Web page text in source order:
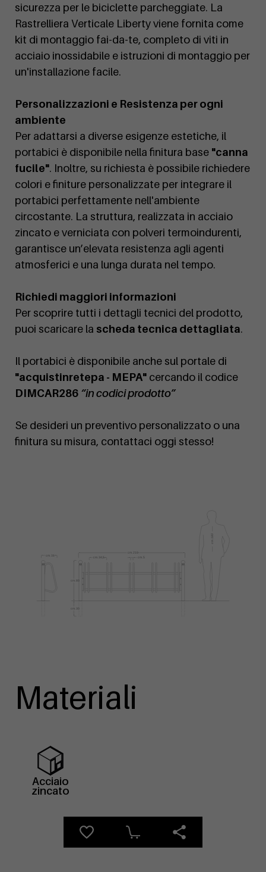
sicurezza per le biciclette parcheggiate. La
Rastrelliera Verticale Liberty viene fornita come
kit di montaggio fai-da-te, completo di viti in
acciaio inossidabile e istruzioni di montaggio per
un'installazione facile.
Personalizzazioni e Resistenza per ogni
ambiente
Per adattarsi a diverse esigenze estetiche, il
portabici è disponibile nella finitura base "canna
fucile". Inoltre, su richiesta è possibile richiedere
colori e finiture personalizzate per integrare il
portabici perfettamente nell'ambiente
circostante. La struttura, realizzata in acciaio
zincato e verniciata con polveri termoindurenti,
garantisce un’elevata resistenza agli agenti
atmosferici e una lunga durata nel tempo.
Richiedi maggiori informazioni
Per scoprire tutti i dettagli tecnici del prodotto,
puoi scaricare la scheda tecnica dettagliata.
Il portabici è disponibile anche sul portale di
"acquistinretepa - MEPA" cercando il codice
DIMCAR286 “in codici prodotto”
Se desideri un preventivo personalizzato o una
finitura su misura, contattaci oggi stesso!
Materiali
Acciaio
zincato